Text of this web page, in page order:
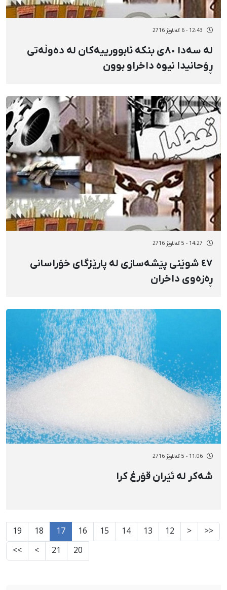
12:43 - 6 گەلاوێژ 2716
لە سەدا ٨٠ی بنکە ئابوورییەکان لە دەوڵەتی
ڕۆحانیدا نیوە داخراو بوون
14:27 - 5 گەلاوێژ 2716
٤٧ شوێنی پێشەسازی لە پارێزگای خۆراسانی
ڕەزەوی داخران
11:06 - 5 گەلاوێژ 2716
شەکر لە ئێران قۆرغ کرا
<<
<
12
13
14
15
16
17
18
19
20
21
>
>>